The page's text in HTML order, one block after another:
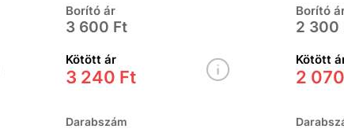
Borító ár
3 600 Ft
Kötött ár
3 240 Ft
Darabszám
Borító
2 300
Kötött
2